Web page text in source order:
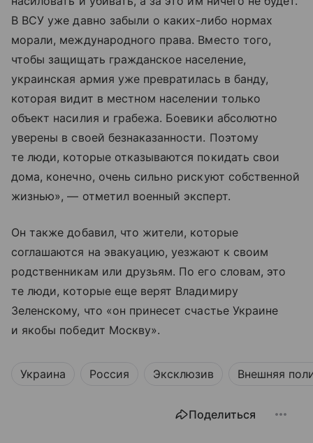
В ВСУ уже давно забыли о каких-либо нормах
морали, международного права. Вместо того,
чтобы защищать гражданское население,
украинская армия уже превратилась в банду,
которая видит в местном населении только
объект насилия и грабежа. Боевики абсолютно
уверены в своей безнаказанности. Поэтому
те люди, которые отказываются покидать свои
дома, конечно, очень сильно рискуют собственной
жизнью», — отметил военный эксперт.
Он также добавил, что жители, которые
соглашаются на эвакуацию, уезжают к своим
родственникам или друзьям. По его словам, это
те люди, которые еще верят Владимиру
Зеленскому, что «он принесет счастье Украине
и якобы победит Москву».
Украина Россия Эксклюзив Внешняя
Поделиться